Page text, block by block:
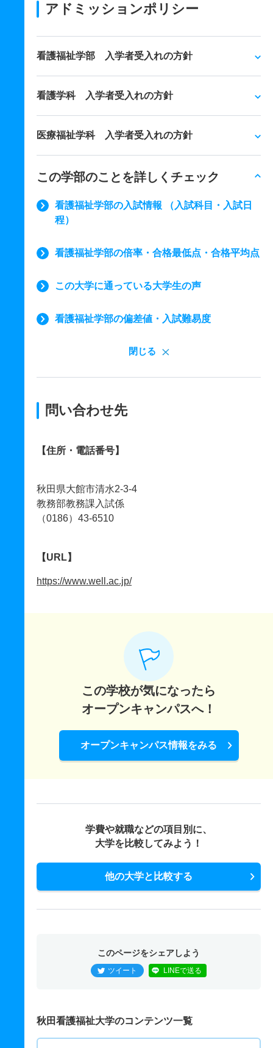
アドミッションポリシー
看護福祉学部 入学者受入れの方針
看護学科 入学者受入れの方針
医療福祉学科 入学者受入れの方針
この学部のことを詳しくチェック
看護福祉学部の入試情報 （入試科目・入試日
程）
看護福祉学部の倍率・合格最低点・合格平均点
この大学に通っている大学生の声
看護福祉学部の偏差値・入試難易度
閉じる
問い合わせ先
【住所・電話番号】
秋田県大館市清水2-3-4
教務部教務課入試係
（0186）43-6510
【URL】
https://www.well.ac.jp/
この学校が気になったら
オープンキャンパスへ！
オープンキャンパス情報をみる
学費や就職などの項目別に、
大学を比較してみよう！
他の大学と比較する
このページをシェアしよう
ツイート LINEで送る
秋田看護福祉大学のコンテンツ一覧